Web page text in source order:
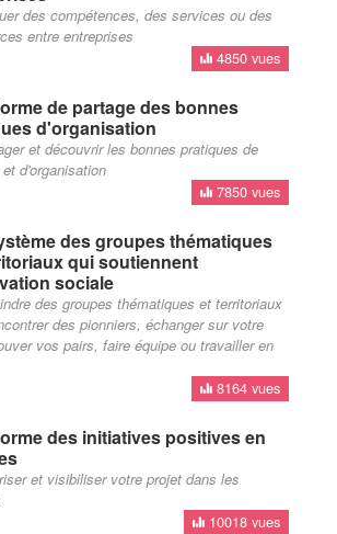
des compétences, des services ou des
entre entreprises
4850 vues
de partage des bonnes
d'organisation
et découvrir les bonnes pratiques de
d'organisation
7850 vues
des groupes thématiques
qui soutiennent
sociale
des groupes thématiques et territoriaux
des pionniers, échanger sur votre
vos pairs, faire équipe ou travailler en
8164 vues
des initiatives positives en
et visibiliser votre projet dans les
10018 vues